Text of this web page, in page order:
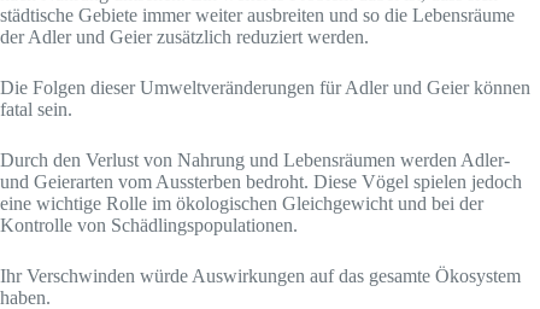
städtische Gebiete immer weiter ausbreiten und so die Lebensräume
der Adler und Geier zusätzlich reduziert werden.
Die Folgen dieser Umweltveränderungen für Adler und Geier können
fatal sein.
Durch den Verlust von Nahrung und Lebensräumen werden Adler-
und Geierarten vom Aussterben bedroht. Diese Vögel spielen jedoch
eine wichtige Rolle im ökologischen Gleichgewicht und bei der
Kontrolle von Schädlingspopulationen.
Ihr Verschwinden würde Auswirkungen auf das gesamte Ökosystem
haben.